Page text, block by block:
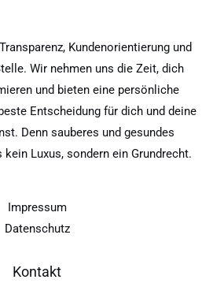
Kundenorientierung und
Wir nehmen uns die Zeit, dich
und bieten eine persönliche
Entscheidung für dich und deine
Denn sauberes und gesundes
Luxus, sondern ein Grundrecht.
Impressum
Datenschutz
Kontakt